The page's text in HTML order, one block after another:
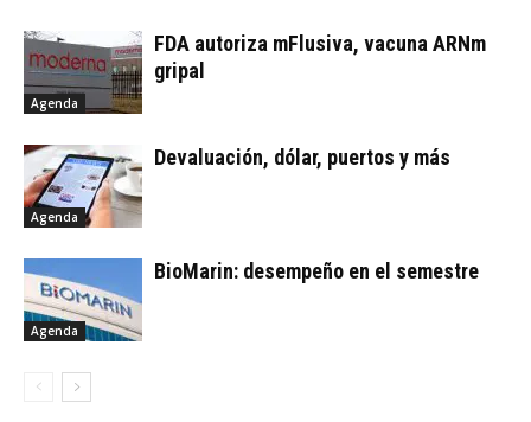
Agenda
FDA autoriza mFlusiva, vacuna ARNm
gripal
Agenda
Devaluación, dólar, puertos y más
Agenda
BioMarin: desempeño en el semestre